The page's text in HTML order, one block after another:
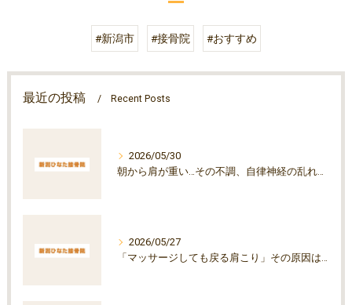
#新潟市 #接骨院 #おすすめ
最近の投稿 Recent Posts
2026/05/30
朝から肩が重い…その不調、自律神経の乱れが原因かもしれません
2026/05/27